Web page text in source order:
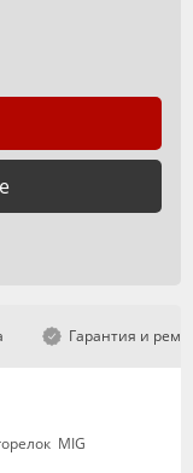
Гарантия и
MIG